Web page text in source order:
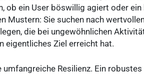
ob ein User böswillig agiert oder
Mustern: Sie suchen nach
die bei ungewöhnlichen
eigentliches Ziel erreicht hat.
umfangreiche Resilienz. Ein